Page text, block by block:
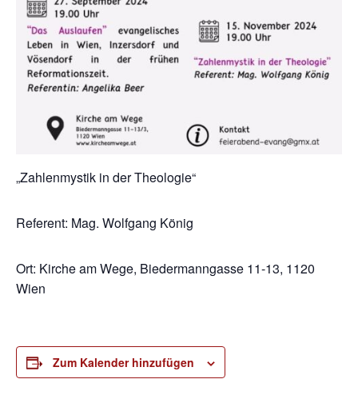
„Zahlenmystik in der Theologie“
Referent: Mag. Wolfgang König
Ort: Kirche am Wege, Biedermanngasse 11-13, 1120
Wien
Zum Kalender hinzufügen